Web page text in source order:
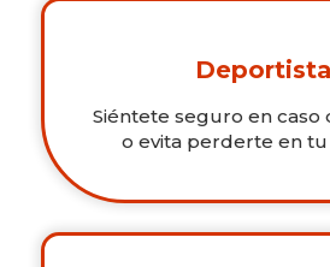
Siéntete seguro en caso
o evita perderte en tu